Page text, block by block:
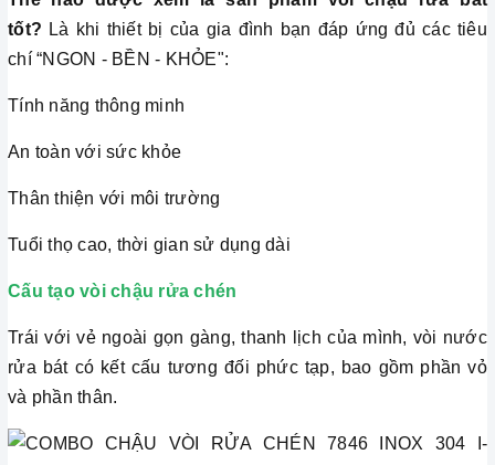
tốt? Là khi thiết bị của gia đình bạn đáp ứng đủ các tiêu
chí “NGON - BỀN - KHỎE":
Tính năng thông minh
An toàn với sức khỏe
Thân thiện với môi trường
Tuổi thọ cao, thời gian sử dụng dài
Cấu tạo vòi chậu rửa chén
Trái với vẻ ngoài gọn gàng, thanh lịch của mình, vòi nước
rửa bát có kết cấu tương đối phức tạp, bao gồm phần vỏ
và phần thân.